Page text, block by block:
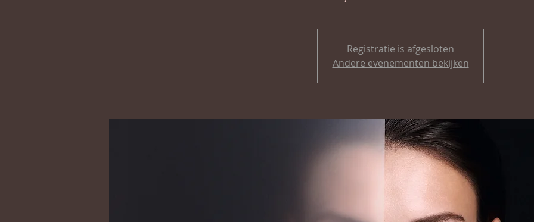
Registratie is afgesloten
Andere evenementen bekijken